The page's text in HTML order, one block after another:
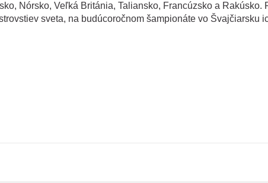
Nórsko, Veľká Británia, Taliansko, Francúzsko a Rakúsko.
sveta, na budúcoročnom šampionáte vo Švajčiarsku